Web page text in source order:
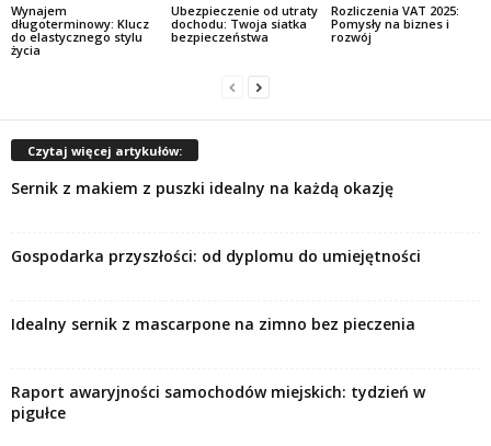
Wynajem
długoterminowy: Klucz
do elastycznego stylu
życia
Ubezpieczenie od utraty
dochodu: Twoja siatka
bezpieczeństwa
Rozliczenia VAT 2025:
Pomysły na biznes i
rozwój
Czytaj więcej artykułów:
Sernik z makiem z puszki idealny na każdą okazję
Gospodarka przyszłości: od dyplomu do umiejętności
Idealny sernik z mascarpone na zimno bez pieczenia
Raport awaryjności samochodów miejskich: tydzień w
pigułce